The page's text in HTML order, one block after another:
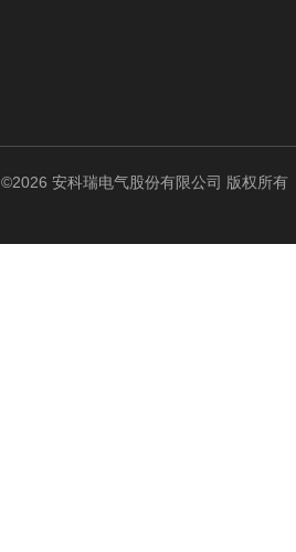
©2026 安科瑞电气股份有限公司 版权所